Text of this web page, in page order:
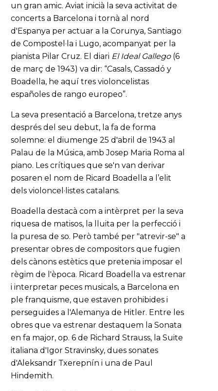
un gran amic. Aviat inicià la seva activitat de
concerts a Barcelona i tornà al nord
d'Espanya per actuar a la Corunya, Santiago
de Compostel·la i Lugo, acompanyat per la
pianista Pilar Cruz. El diari El Ideal Gallego(6
de març de 1943) va dir: “Casals, Cassadó y
Boadella, he aquí tres violoncelistas
españoles de rango europeo”.
La seva presentació a Barcelona, tretze anys
després del seu debut, la fa de forma
solemne: el diumenge 25 d'abril de 1943 al
Palau de la Música, amb Josep Maria Roma al
piano. Les crítiques que se'n van derivar
posaren el nom de Ricard Boadella a l’elit
dels violoncel·listes catalans.
Boadella destacà com a intèrpret per la seva
riquesa de matisos, la lluita per la perfecció i
la puresa de so. Però també per "atrevir-se" a
presentar obres de compositors que fugien
dels cànons estètics que pretenia imposar el
règim de l'època. Ricard Boadella va estrenar
i interpretar peces musicals, a Barcelona en
ple franquisme, que estaven prohibides i
perseguides a l'Alemanya de Hitler. Entre les
obres que va estrenar destaquem la Sonata
en fa major, op. 6 de Richard Strauss, la Suite
italiana d'Igor Stravinsky, dues sonates
d'Aleksandr Txerepnín i una de Paul
Hindemith.